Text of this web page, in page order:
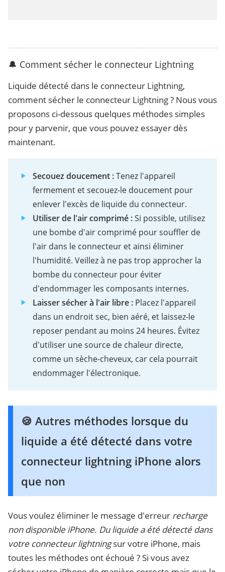
🔔 Comment sécher le connecteur Lightning
Liquide détecté dans le connecteur Lightning,
comment sécher le connecteur Lightning ? Nous vous
proposons ci-dessous quelques méthodes simples
pour y parvenir, que vous pouvez essayer dès
maintenant.
Secouez doucement :Tenez l'appareil
fermement et secouez-le doucement pour
enlever l'excès de liquide du connecteur.
Utiliser de l'air comprimé :Si possible, utilisez
une bombe d'air comprimé pour souffler de
l'air dans le connecteur et ainsi éliminer
l'humidité. Veillez à ne pas trop approcher la
bombe du connecteur pour éviter
d'endommager les composants internes.
Laisser sécher à l'air libre : Placez l'appareil
dans un endroit sec, bien aéré, et laissez-le
reposer pendant au moins 24 heures. Évitez
d'utiliser une source de chaleur directe,
comme un sèche-cheveux, car cela pourrait
endommager l'électronique.
🍪 Autres méthodes lorsque du
liquide a été détecté dans votre
connecteur lightning iPhone alors
que non
Vous voulez éliminer le message d'erreur recharge
non disponible iPhone. Du liquide a été détecté dans
votre connecteur lightningsur votre iPhone, mais
toutes les méthodes ont échoué ? Si vous avez